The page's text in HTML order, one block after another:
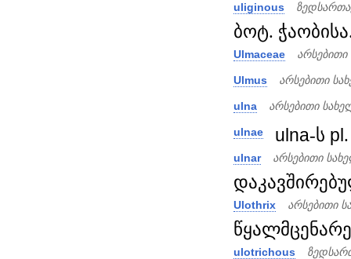
uliginous
ბოტ.
Ulmaceae
Ulmus არსებითი
ulna არსებითი
ulnae ulna-ს pl.
ulnar არსებითი
Ulothrix არსებითი
ulotrichous